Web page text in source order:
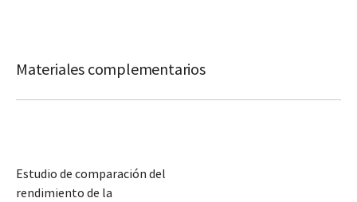
Materiales complementarios
Estudio de comparación del
rendimiento de la